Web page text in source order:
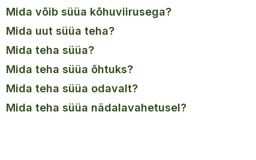
mida võib süüa kõhuviirusega?
mida uut süüa teha?
mida teha süüa?
mida teha süüa õhtuks?
mida teha süüa odavalt?
mida teha süüa nädalavahetusel?